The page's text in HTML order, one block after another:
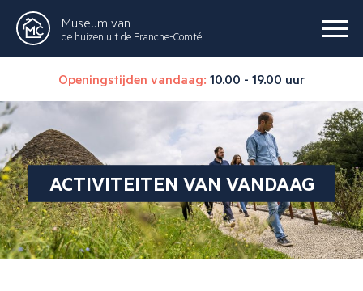
Museum van
de huizen uit de Franche-Comté
Openingstijden vandaag: 10.00 - 19.00 uur
ACTIVITEITEN VAN VANDAAG